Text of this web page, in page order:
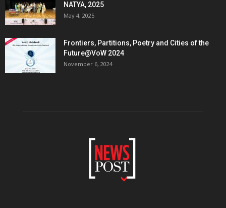
NATYA, 2025
May 4, 2025
Frontiers, Partitions, Poetry and Cities of the
Future@VoW 2024
November 6, 2024